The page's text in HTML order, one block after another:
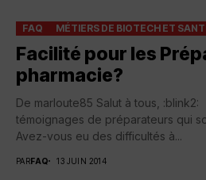
FAQ MÉTIERS DE BIOTECH ET
Facilité pour les
pharmacie?
De marloute85 Salut à tous,
témoignages de préparateurs qui
Avez-vous eu des difficultés à...
PARFAQ 13 JUIN 2014